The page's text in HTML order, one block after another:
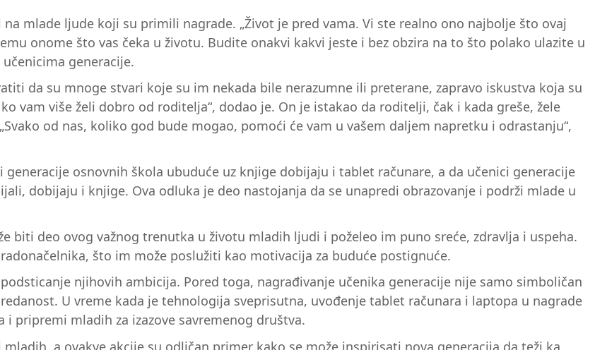
mlade ljude koji su primili nagrade. „Život je pred vama. Vi ste realno ono najbolje što ovaj
onome što vas čeka u životu. Budite onakvi kakvi jeste i bez obzira na to što polako ulazite u
generacije.
da su mnoge stvari koje su im nekada bile nerazumne ili preterane, zapravo iskustva koja su
vam više želi dobro od roditelja“, dodao je. On je istakao da roditelji, čak i kada greše, žele
od nas, koliko god bude mogao, pomoći će vam u vašem daljem napretku i odrastanju“,
osnovnih škola ubuduće uz knjige dobijaju i tablet računare, a da učenici generacije
dobijaju i knjige. Ova odluka je deo nastojanja da se unapredi obrazovanje i podrži mlade u
biti deo ovog važnog trenutka u životu mladih ljudi i poželeo im puno sreće, zdravlja i uspeha.
što im može poslužiti kao motivacija za buduće postignuće.
njihovih ambicija. Pored toga, nagrađivanje učenika generacije nije samo simboličan
U vreme kada je tehnologija sveprisutna, uvođenje tablet računara i laptopa u nagrade
pripremi mladih za izazove savremenog društva.
a ovakve akcije su odličan primer kako se može inspirisati nova generacija da teži ka